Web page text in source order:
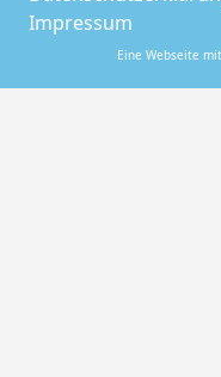
Impressum
Eine Webseite